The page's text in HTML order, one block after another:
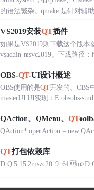
的语法繁杂。qmake 是针对辅
VS2019安装QT插件
如果是VS2019则下载这个版本
vsaddin-msvc2019。下载路径：
OBS-QT-UI设计概述
OBS使用的是QT开发的。OBS
masterUI UI实现：E:obsobs-
QAction、QMenu、 QT
QAction* openAction = new
QT打包依赖库